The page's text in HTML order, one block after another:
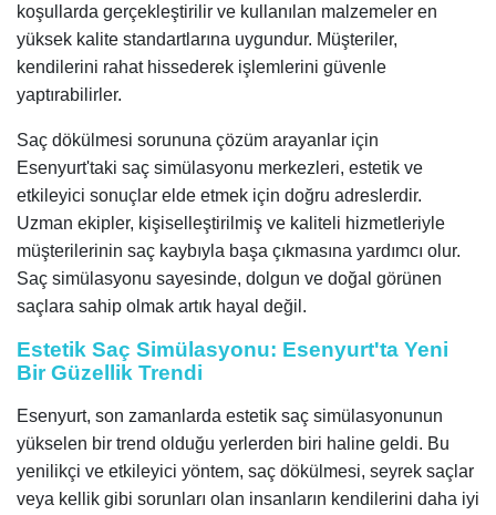
koşullarda gerçekleştirilir ve kullanılan malzemeler en
yüksek kalite standartlarına uygundur. Müşteriler,
kendilerini rahat hissederek işlemlerini güvenle
yaptırabilirler.
Saç dökülmesi sorununa çözüm arayanlar için
Esenyurt'taki saç simülasyonu merkezleri, estetik ve
etkileyici sonuçlar elde etmek için doğru adreslerdir.
Uzman ekipler, kişiselleştirilmiş ve kaliteli hizmetleriyle
müşterilerinin saç kaybıyla başa çıkmasına yardımcı olur.
Saç simülasyonu sayesinde, dolgun ve doğal görünen
saçlara sahip olmak artık hayal değil.
Estetik Saç Simülasyonu: Esenyurt'ta Yeni
Bir Güzellik Trendi
Esenyurt, son zamanlarda estetik saç simülasyonunun
yükselen bir trend olduğu yerlerden biri haline geldi. Bu
yenilikçi ve etkileyici yöntem, saç dökülmesi, seyrek saçlar
veya kellik gibi sorunları olan insanların kendilerini daha iyi